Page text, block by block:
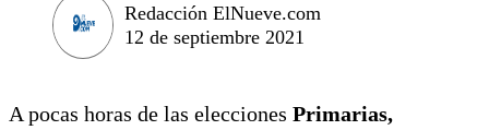
Redacción ElNueve.com
12 de septiembre 2021
A pocas horas de las elecciones Primarias,